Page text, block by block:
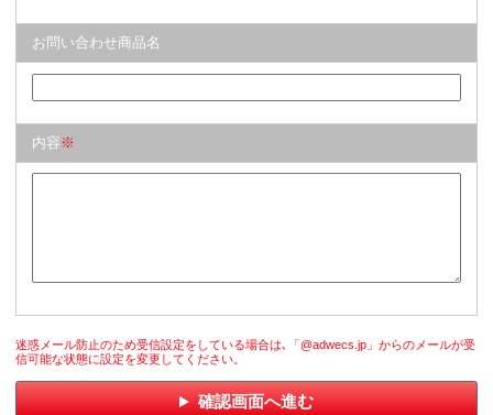
お問い合わせ商品名
内容 ※
迷惑メール防止のため受信設定をしている場合は､「@adwecs.jp」からのメールが受
信可能な状態に設定を変更してください。
確認画面へ進む